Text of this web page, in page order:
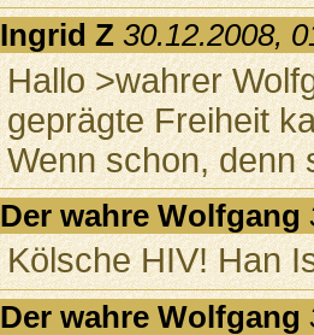
Ingrid Z 30.12.2008,
Hallo >wahrer
geprägte Freiheit
Wenn schon, denn
Der wahre Wolfgang
Kölsche HIV! Han
Der wahre Wolfgang